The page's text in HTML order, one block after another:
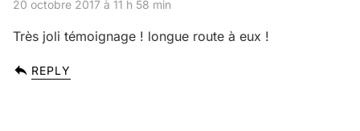
20 octobre 2017 à 11 h 58 min
Très joli témoignage ! longue route à eux !
REPLY